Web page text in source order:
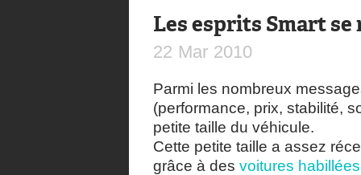
Les esprits Smart
22 Mar 2010
Parmi les nombreux
(performance, prix, stabilité,
petite taille du véhicule.
Cette petite taille a assez
grâce à des voitures